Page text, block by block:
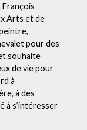
François
Arts et de
pour des
souhaite
de vie pour
à
à des
à s’intéresser